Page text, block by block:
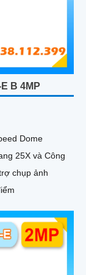
B 4MP
Dome
25X và Công
chụp ảnh